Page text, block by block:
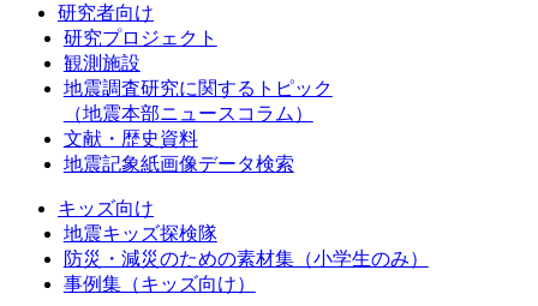
研究者向け
研究プロジェクト
観測施設
地震調査研究に関するトピック
（地震本部ニュースコラム）
文献・歴史資料
地震記象紙画像データ検索
キッズ向け
地震キッズ探検隊
防災・減災のための素材集（小学生のみ）
事例集（キッズ向け）